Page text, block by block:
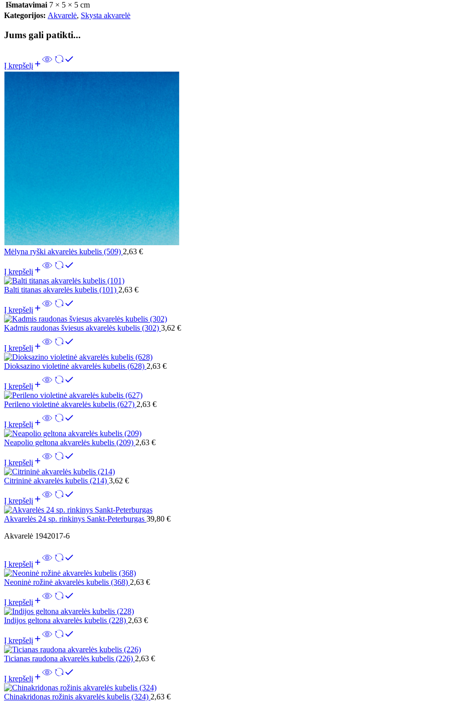
Išmatavimai 7 × 5 × 5 cm
Kategorijos: Akvarelė, Skysta akvarelė
Jums gali patikti...
Į krepšelį
Mėlyna ryški akvarelės kubelis (509) 2,63 €
Į krepšelį
Balti titanas akvarelės kubelis (101) 2,63 €
Į krepšelį
Kadmis raudonas šviesus akvarelės kubelis (302) 3,62 €
Į krepšelį
Dioksazino violetinė akvarelės kubelis (628) 2,63 €
Į krepšelį
Perileno violetinė akvarelės kubelis (627) 2,63 €
Į krepšelį
Neapolio geltona akvarelės kubelis (209) 2,63 €
Į krepšelį
Citrininė akvarelės kubelis (214) 3,62 €
Į krepšelį
Akvarelės 24 sp. rinkinys Sankt-Peterburgas 39,80 €
Akvarelė 1942017-6
Į krepšelį
Neoninė rožinė akvarelės kubelis (368) 2,63 €
Į krepšelį
Indijos geltona akvarelės kubelis (228) 2,63 €
Į krepšelį
Ticianas raudona akvarelės kubelis (226) 2,63 €
Į krepšelį
Chinakridonas rožinis akvarelės kubelis (324) 2,63 €